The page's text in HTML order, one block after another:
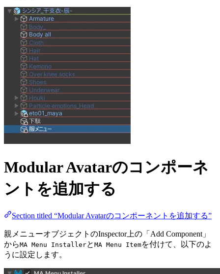
Modular Avatarのコンポーネ
ントを追加する
Section titled “Modular Avatarのコンポーネントを追加する”
親メニューオブジェクトのInspector上の「Add Component」
からMA Menu Installerと MA Menu Itemを付けて、以下のよ
うに設定します。